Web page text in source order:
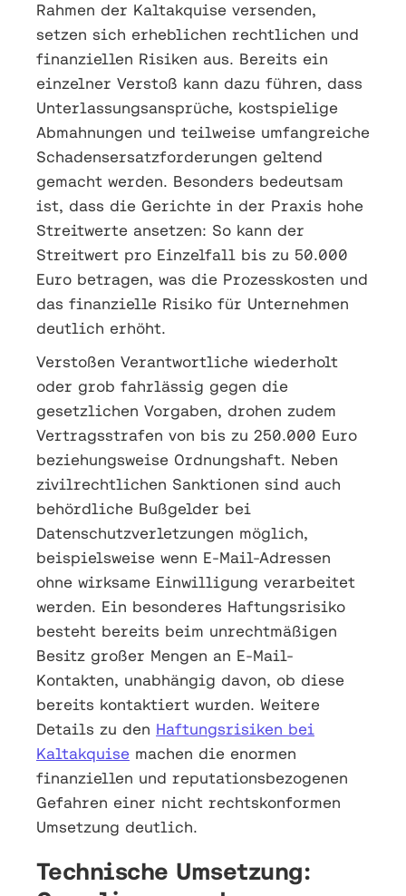
Rahmen der Kaltakquise versenden,
setzen sich erheblichen rechtlichen und
finanziellen Risiken aus. Bereits ein
einzelner Verstoß kann dazu führen, dass
Unterlassungsansprüche, kostspielige
Abmahnungen und teilweise umfangreiche
Schadensersatzforderungen geltend
gemacht werden. Besonders bedeutsam
ist, dass die Gerichte in der Praxis hohe
Streitwerte ansetzen: So kann der
Streitwert pro Einzelfall bis zu 50.000
Euro betragen, was die Prozesskosten und
das finanzielle Risiko für Unternehmen
deutlich erhöht.
Verstoßen Verantwortliche wiederholt
oder grob fahrlässig gegen die
gesetzlichen Vorgaben, drohen zudem
Vertragsstrafen von bis zu 250.000 Euro
beziehungsweise Ordnungshaft. Neben
zivilrechtlichen Sanktionen sind auch
behördliche Bußgelder bei
Datenschutzverletzungen möglich,
beispielsweise wenn E-Mail-Adressen
ohne wirksame Einwilligung verarbeitet
werden. Ein besonderes Haftungsrisiko
besteht bereits beim unrechtmäßigen
Besitz großer Mengen an E-Mail-
Kontakten, unabhängig davon, ob diese
bereits kontaktiert wurden. Weitere
Details zu den Haftungsrisiken bei
Kaltakquise machen die enormen
finanziellen und reputationsbezogenen
Gefahren einer nicht rechtskonformen
Umsetzung deutlich.
Technische Umsetzung: